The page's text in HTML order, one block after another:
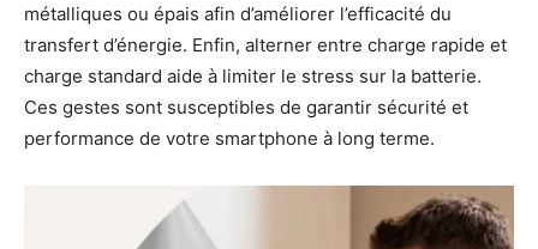
métalliques ou épais afin d’améliorer l’efficacité du
transfert d’énergie. Enfin, alterner entre charge rapide et
charge standard aide à limiter le stress sur la batterie.
Ces gestes sont susceptibles de garantir sécurité et
performance de votre smartphone à long terme.